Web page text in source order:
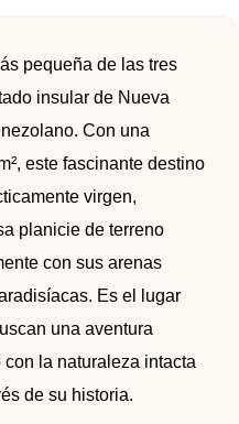
pequeña de las tres
insular de Nueva
Con una
este fascinante destino
virgen,
planicie de terreno
con sus arenas
Es el lugar
una aventura
la naturaleza intacta
de su historia.